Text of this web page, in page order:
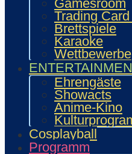
Gamesroom
Trading
Brettspiele
Karaoke
Wettbewerbe
Ehrengäste
Showacts
Anime-Kino
Cosplayball
Programm
Kontakt